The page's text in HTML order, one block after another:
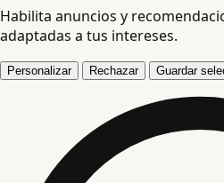
Habilita anuncios y
adaptadas a tus intereses.
Personalizar Rechazar Guardar